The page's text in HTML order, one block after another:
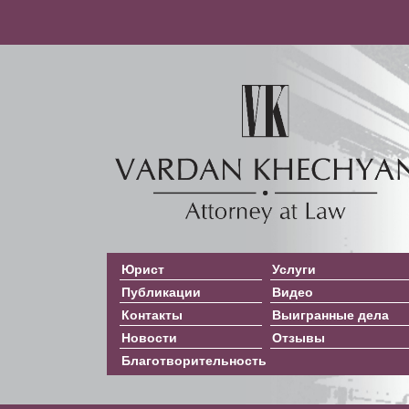
Юрист
Услуги
Публикации
Видео
Контакты
Выигранные дела
Новости
Отзывы
Благотворительность